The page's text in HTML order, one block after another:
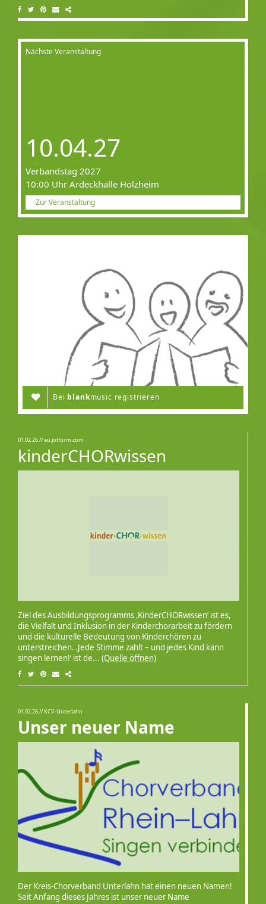
Nächste Veranstaltung
10.04.27
Verbandstag 2027
10:00 Uhr Ardeckhalle Holzheim
Zur Veranstaltung
Bei blankmusic registrieren
01.02.26// eu.jotform.com
kinderCHORwissen
Ziel des Ausbildungsprogramms ‚KinderCHORwissen‘ ist es,
die Vielfalt und Inklusion in der Kinderchorarbeit zu fördern
und die kulturelle Bedeutung von Kinderchören zu
unterstreichen. ‚Jede Stimme zählt – und jedes Kind kann
singen lernen!‘ ist de... (Quelle öffnen)
01.02.26// KCV-Unterlahn
Unser neuer Name
Der Kreis-Chorverband Unterlahn hat einen neuen Namen!
Seit Anfang dieses Jahres ist unser neuer Name